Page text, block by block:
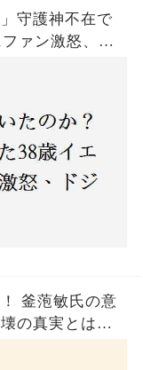
守護神不在で
ァン激怒、ド
釜萢敏氏の意
の真実とは？